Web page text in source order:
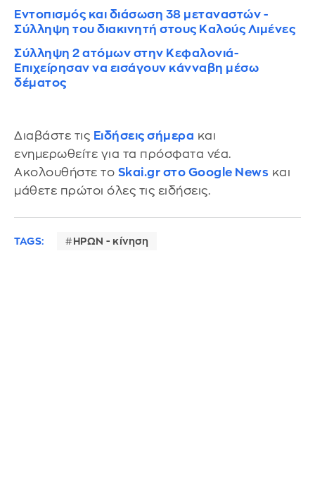
Εντοπισμός και διάσωση 38 μεταναστών -
Σύλληψη του διακινητή στους Καλούς Λιμένες
Σύλληψη 2 ατόμων στην Κεφαλονιά-
Επιχείρησαν να εισάγουν κάνναβη μέσω
δέματος
Διαβάστε τις Ειδήσεις σήμερα και
ενημερωθείτε για τα πρόσφατα νέα.
Ακολουθήστε το Skai.gr στο Google News και
μάθετε πρώτοι όλες τις ειδήσεις.
TAGS: ΗΡΩΝ - κίνηση